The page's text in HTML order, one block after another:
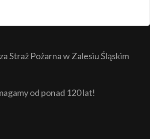
Straż Pożarna w Zalesiu Śląskim
od ponad 120 lat!